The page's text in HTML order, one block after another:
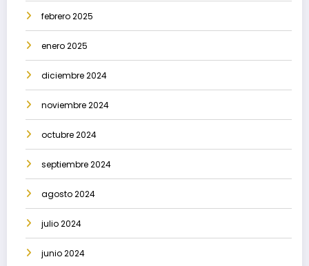
febrero 2025
enero 2025
diciembre 2024
noviembre 2024
octubre 2024
septiembre 2024
agosto 2024
julio 2024
junio 2024